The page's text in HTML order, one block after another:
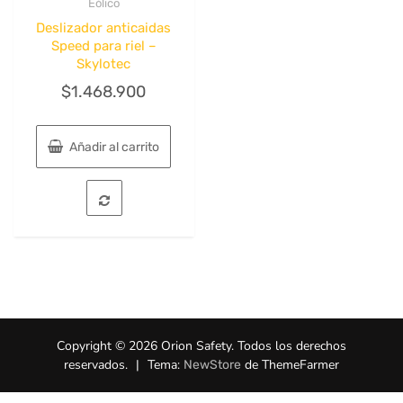
Eólico
Deslizador anticaidas
Speed para riel –
Skylotec
$1.468.900
Añadir al carrito
Copyright © 2026 Orion Safety. Todos los derechos
reservados. | Tema: NewStore de ThemeFarmer